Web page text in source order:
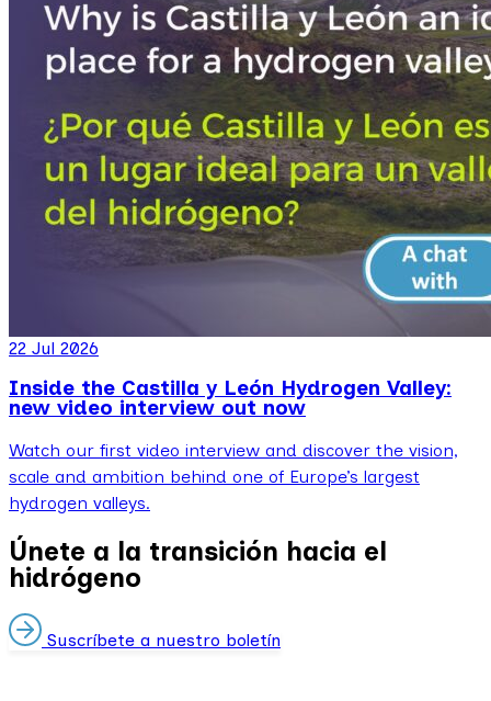
22 Jul 2026
Inside the Castilla y León Hydrogen Valley:
new video interview out now
Watch our first video interview and discover the vision,
scale and ambition behind one of Europe’s largest
hydrogen valleys.
Únete a la transición hacia el
hidrógeno
Suscríbete a nuestro boletín